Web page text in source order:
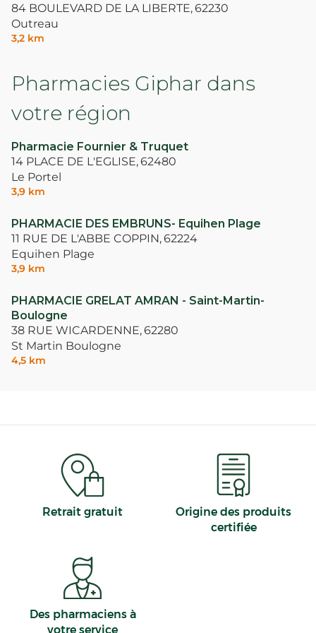
84 BOULEVARD DE LA LIBERTE,62230
Outreau
3,2 km
Pharmacies Giphar dans
votre région
Pharmacie Fournier & Truquet
14 PLACE DE L'EGLISE,62480
Le Portel
3,9 km
PHARMACIE DES EMBRUNS- Equihen Plage
11 RUE DE L'ABBE COPPIN,62224
Equihen Plage
3,9 km
PHARMACIE GRELAT AMRAN - Saint-Martin-
Boulogne
38 RUE WICARDENNE,62280
St Martin Boulogne
4,5 km
Retrait gratuit
Origine des produits
certifiée
Des pharmaciens à
votre service